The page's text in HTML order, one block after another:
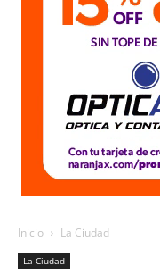
Inicio La Ciudad
La Ciudad